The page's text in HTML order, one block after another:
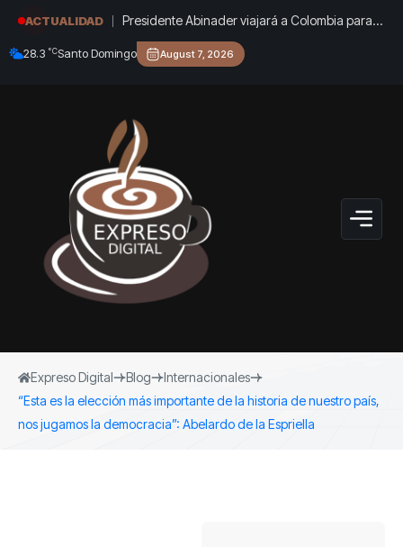
ACTUALIDAD
Presidente Abinader viajará a Colombia para
participar en la toma de posesión de Abelardo
de la Espriella
28.3 °CSanto Domingo August 7, 2026
Expreso Digital Blog
Internacionales
“Esta es la elección más importante de la historia de nuestro país,
nos jugamos la democracia”: Abelardo de la Espriella